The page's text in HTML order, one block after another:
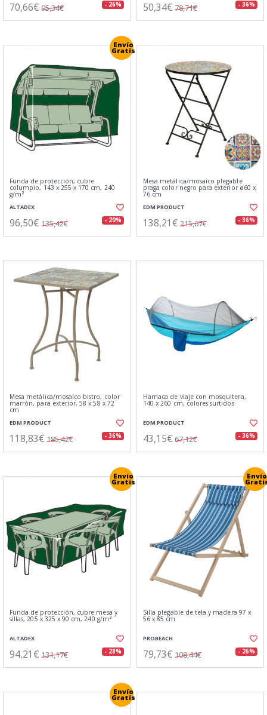
70,66€ 95,34€ - 26% 50,34€ 78,71€ - 36%
Envío
Gratis
Funda de protección, cubre
columpio, 143 x 255 x 170 cm, 240
g/m²
ALTADEX
96,50€ 135,42€ - 29%
Mesa metálica/mosaico plegable
praga color negro para exterior ø60 x
76 cm
EDM PRODUCT
138,21€ 215,67€ - 36%
Mesa metálica/mosaico bistro, color
marrón, para exterior, 58 x 58 x 72
cm
EDM PRODUCT
118,83€ 185,42€ - 36%
Hamaca de viaje con mosquitera,
140 x 260 cm, colores surtidos
EDM PRODUCT
43,15€ 67,12€ - 36%
Envío
Gratis
Funda de protección, cubre mesa y
sillas, 205 x 325 x 90 cm, 240 g/m²
ALTADEX
94,21€ 131,17€ - 28%
Envío
Silla plegable de tela y madera 97 x
56 x 85 cm
PROBEACH
79,73€ 108,44€ - 26%
Envío
Gratis